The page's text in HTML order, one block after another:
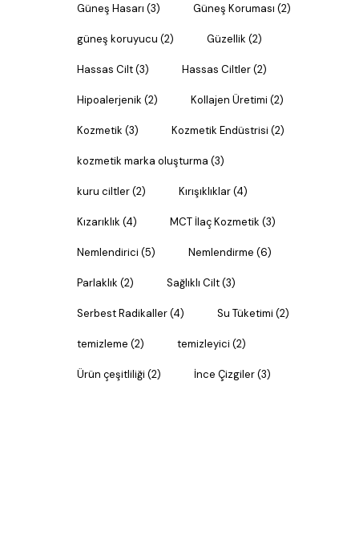
Güneş Hasarı (3) Güneş Koruması (2)
güneş koruyucu (2) Güzellik (2)
Hassas Cilt(3) Hassas Ciltler(2)
Hipoalerjenik (2) Kollajen Üretimi (2)
Kozmetik (3) Kozmetik Endüstrisi (2)
kozmetik marka oluşturma (3)
kuru ciltler(2) Kırışıklıklar(4)
Kızarıklık (4) MCT İlaç Kozmetik (3)
Nemlendirici (5) Nemlendirme (6)
Parlaklık (2) Sağlıklı Cilt(3)
Serbest Radikaller(4) Su Tüketimi (2)
temizleme (2) temizleyici (2)
Ürün çeşitliliği (2) İnce Çizgiler(3)